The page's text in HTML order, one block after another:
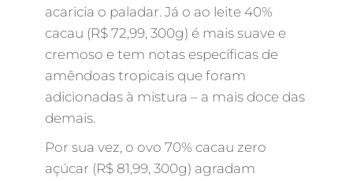
acaricia o paladar. Já o ao leite 40%
cacau (R$ 72,99, 300g) é mais suave e
cremoso e tem notas específicas de
amêndoas tropicais que foram
adicionadas à mistura – a mais doce das
demais.
Por sua vez, o ovo 70% cacau zero
açúcar (R$ 81,99, 300g) agradam